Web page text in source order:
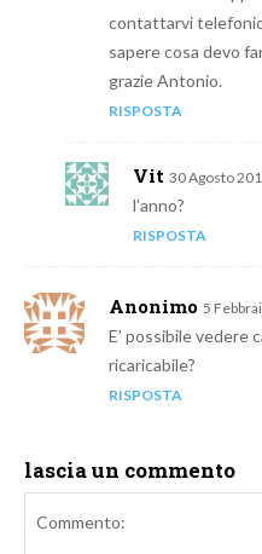
contattarvi
sapere cosa devo
grazie Antonio.
RISPOSTA
Vit 30 Agosto
l’anno?
RISPOSTA
Anonimo 5
E’ possibile vedere
ricaricabile?
RISPOSTA
lascia un commento